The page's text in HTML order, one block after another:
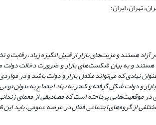
تهران، ایران؛
آزاد هستند و مزیتهای بازار از قبیل انگیزه زیاد،
هستند و بهبیان شکستهای بازار و ضرورت دخالت دولت
نهادی که میتواند مکمل بازار و دولت باشد و در
و دولت شکل گرفته و کمتر به نهاد اجتماع بهعنوان
در موقعیتهایی پرداختهاست که مصادیقی از معمای
از گروههای اجتماعی فعال در عرصه عمومی، باید